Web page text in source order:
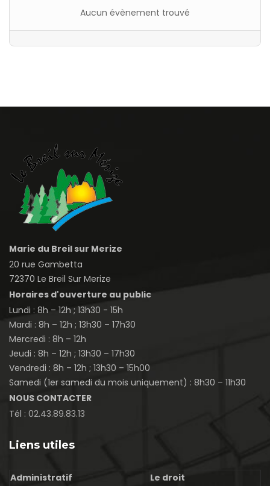
Aucun évènement trouvé
Marie du Breil sur Merize
20 rue Gambetta
72370 Le Breil Sur Merize
Horaires d'ouverture au public
Lundi : 8h – 12h ; 13h30 - 15h
Mardi : 8h – 12h ; 13h30 – 17h30
Mercredi : 8h – 12h
Jeudi : 8h – 12h ; 13h30 – 17h30
Vendredi : 8h – 12h ; 13h30 – 15h00
Samedi (1er samedi du mois uniquement) : 8h30 – 11h30
NOUS CONTACTER
Tél : 02.43.89.83.13
Liens utiles
Administratif
Le droit